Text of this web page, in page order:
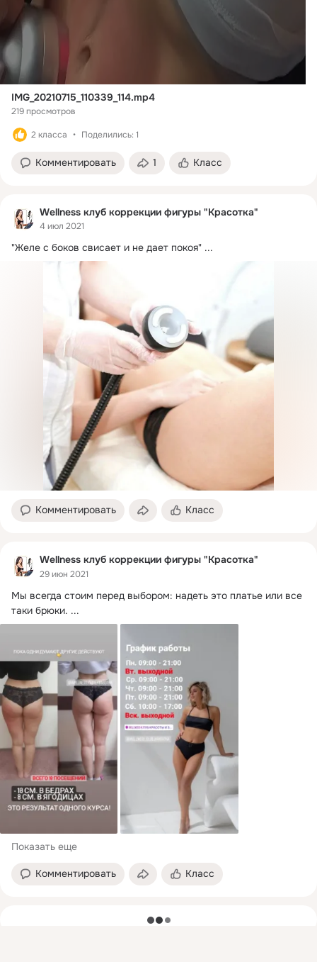
IMG_20210715_110339_114.mp4
219 просмотров
2 класса Поделились: 1
Комментировать 1 Класс
Wellness клуб коррекции фигуры "Красоткa"
4 июл 2021
"Желе с боков свисает и не дает покоя" ...
Комментировать Класс
Wellness клуб коррекции фигуры "Красоткa"
29 июн 2021
Мы всегда стоим перед выбором: надеть это платье или все
таки брюки. ...
Показать еще
Комментировать Класс